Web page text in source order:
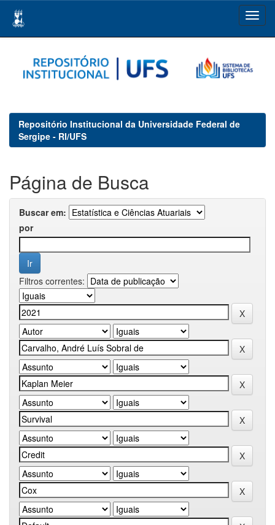
navigation
Repositório Institucional da Universidade Federal de
Sergipe - RI/UFS
Página de Busca
Buscar em:
por
Filtros correntes: